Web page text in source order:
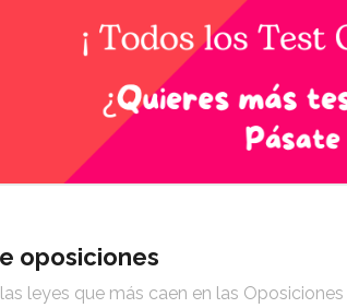
oposiciones
leyes que más caen en las Oposiciones